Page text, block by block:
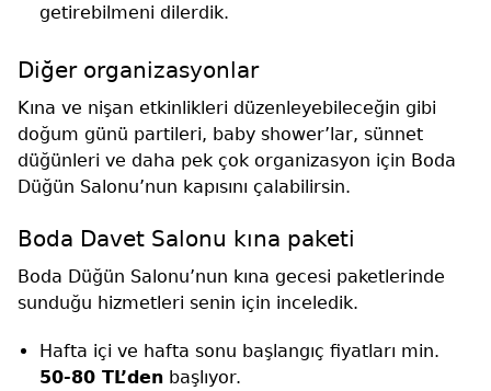
getirebilmeni dilerdik.
Diğer organizasyonlar
Kına ve nişan etkinlikleri düzenleyebileceğin gibi
doğum günü partileri, baby shower’lar, sünnet
düğünleri ve daha pek çok organizasyon için Boda
Düğün Salonu’nun kapısını çalabilirsin.
Boda Davet Salonu kına paketi
Boda Düğün Salonu’nun kına gecesi paketlerinde
sunduğu hizmetleri senin için inceledik.
Hafta içi ve hafta sonu başlangıç fiyatları min.
50-80 TL’den başlıyor.